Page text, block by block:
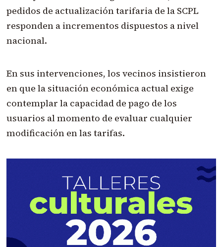
pedidos de actualización tarifaria de la SCPL
responden a incrementos dispuestos a nivel
nacional.
En sus intervenciones, los vecinos insistieron
en que la situación económica actual exige
contemplar la capacidad de pago de los
usuarios al momento de evaluar cualquier
modificación en las tarifas.